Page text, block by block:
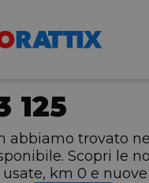
125
abbiamo trovato
Scopri le
km 0 e